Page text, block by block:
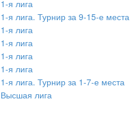
1-я лига
1-я лига. Турнир за 9-15-е места
1-я лига
1-я лига
1-я лига
1-я лига
1-я лига. Турнир за 1-7-е места
Высшая лига